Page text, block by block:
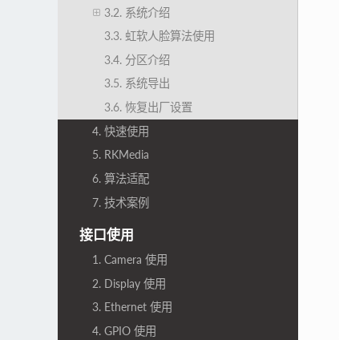
3.2. 系统介绍
3.3. 虹软人脸算法使用
3.4. 分区介绍
3.5. 系统导出
3.6. 恢复出厂设置
4. 快速使用
5. RKMedia
6. 算法适配
7. 技术案例
接口使用
1. Camera 使用
2. Display 使用
3. Ethernet 使用
4. GPIO 使用